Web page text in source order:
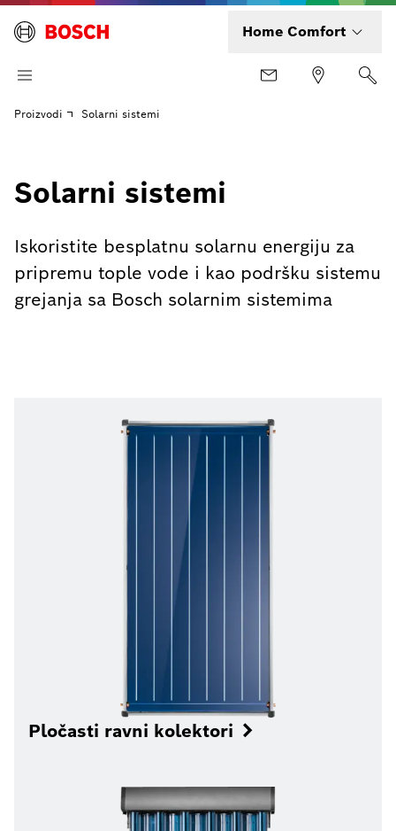
Home Comfort
Proizvodi Solarni sistemi
Solarni sistemi
Iskoristite besplatnu solarnu energiju za
pripremu tople vode i kao podršku sistemu
grejanja sa Bosch solarnim sistemima
Pločasti ravni kolektori